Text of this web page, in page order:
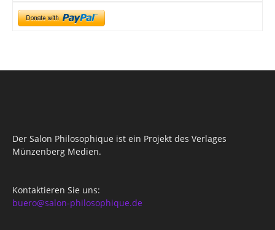
Der Salon Philosophique ist ein Projekt des Verlages
Münzenberg Medien.
Kontaktieren Sie uns:
buero@salon-philosophique.de